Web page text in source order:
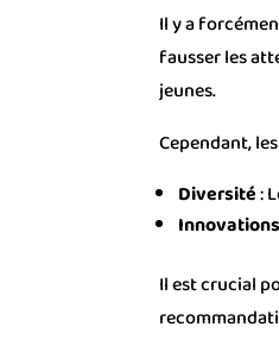
Il y a
fausser les
jeunes.
Cependant,
Diversité:
Il est crucial